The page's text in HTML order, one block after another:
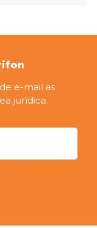
e-mail as
jurídica.